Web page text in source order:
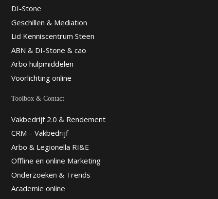
DI-Stone
Geschillen & Mediation
Lid Kenniscentrum Steen
ABN & DI-Stone & cao
Arbo hulpmiddelen
Voorlichting online
Toolbox & Contact
Vakbedrijf 2.0 & Rendement
CRM – Vakbedrijf
Arbo & Legionella RI&E
Offline en online Marketing
Onderzoeken & Trends
Academie online